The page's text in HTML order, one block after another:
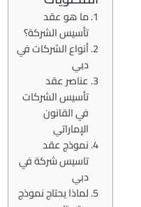
ما هو عقد
تأسيس الشركة؟
أنواع الشركات في
دبي
عناصر عقد
تأسيس الشركات
في القانون
الإماراتي
نموذج عقد
تاسيس شركة في
دبي
لماذا يحتاج نموذج